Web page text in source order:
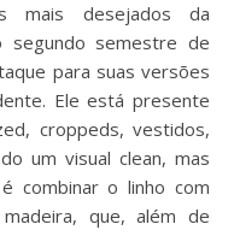
mais desejados da
semestre de
para suas versões
Ele está presente
croppeds, vestidos,
um visual clean, mas
combinar o linho com
que, além de